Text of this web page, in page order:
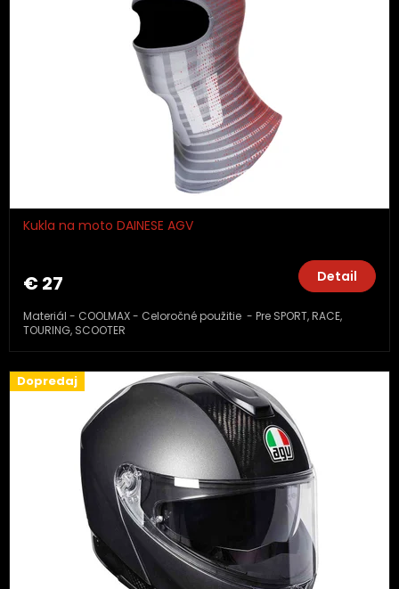
Kukla na moto DAINESE AGV
€ 27 Detail
Materiál - COOLMAX - Celoročné použitie - Pre SPORT, RACE,
TOURING, SCOOTER
Dopredaj